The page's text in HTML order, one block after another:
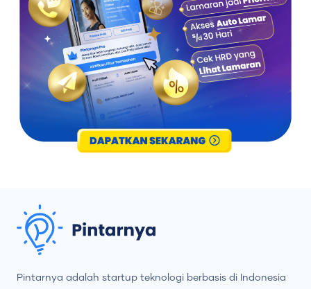
Pintarnya adalah startup teknologi berbasis di Indonesia